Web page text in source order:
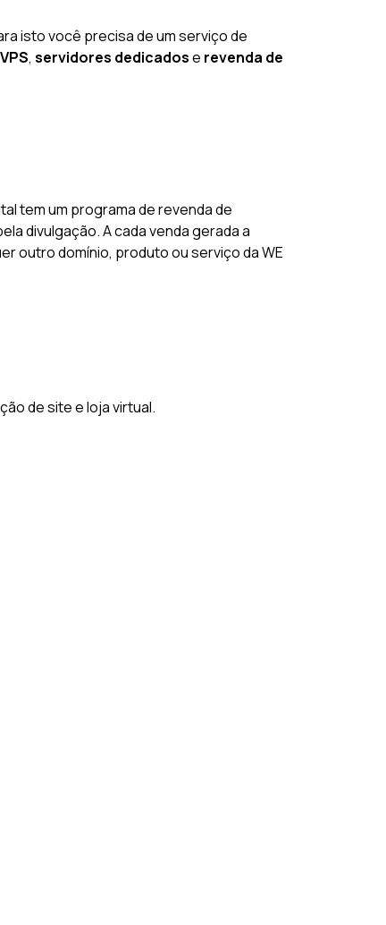
isto você precisa de um serviço de
VPS, servidores dedicadose revenda de
tem um programa de revenda de
divulgação. A cada venda gerada a
outro domínio, produto ou serviço da WE
de site e loja virtual.